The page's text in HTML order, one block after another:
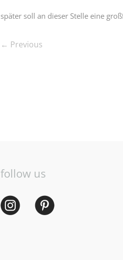
später soll an dieser Stelle eine
← Previous
follow us